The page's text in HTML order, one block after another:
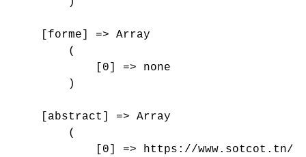
    [forme] => Array
        (
            [0] => none
        )
    [abstract] => Array
        (
[0] => https://www.sotcot.tn/